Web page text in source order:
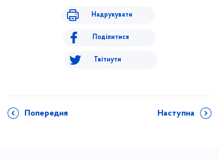
Надрукувати
Поділитися
Твітнути
Попередня Наступна